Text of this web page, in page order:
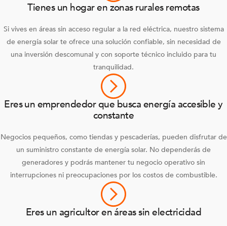
Tienes un hogar en zonas rurales remotas
Si vives en áreas sin acceso regular a la red eléctrica, nuestro sistema
de energía solar te ofrece una solución confiable, sin necesidad de
una inversión descomunal y con soporte técnico incluido para tu
tranquilidad.
Eres un emprendedor que busca energía accesible y
constante
Negocios pequeños, como tiendas y pescaderías, pueden disfrutar de
un suministro constante de energía solar. No dependerás de
generadores y podrás mantener tu negocio operativo sin
interrupciones ni preocupaciones por los costos de combustible.
Eres un agricultor en áreas sin electricidad